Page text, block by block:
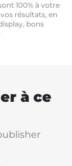
100% à votre
résultats, en
bons
à ce